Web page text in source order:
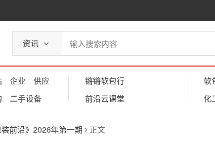
资讯
企业
供应
二手设备
锵锵软包行
前沿云课堂
软
化
装前沿》2026年第一期 正文